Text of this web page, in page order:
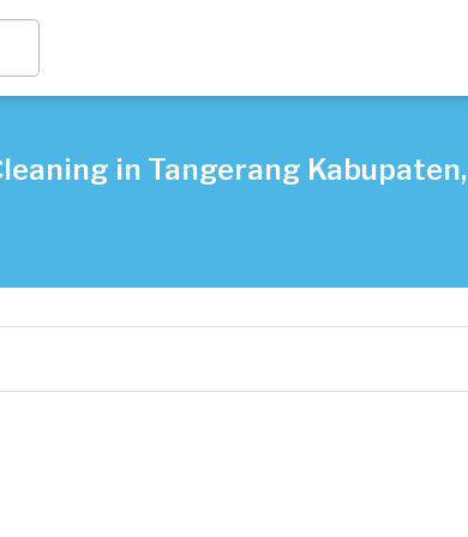
in Tangerang Kabupaten,